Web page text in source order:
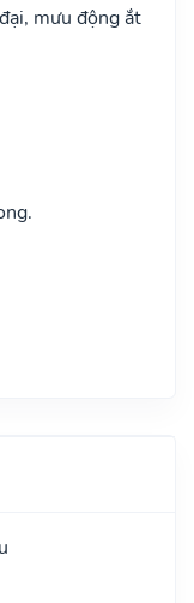
mưu động ắt